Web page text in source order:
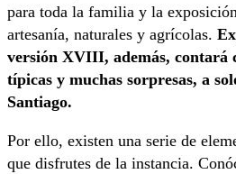
para toda la familia y la
artesanía, naturales y agrícolas.
versión XVIII, además, contará
típicas y muchas sorpresas, a
Santiago.
Por ello, existen una serie de
que disfrutes de la instancia.